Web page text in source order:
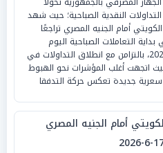
النقدية الصباحية؛ حيث شهد
أمام الجنيه المصري تراجعًا
التعاملات الصباحية اليوم
الخميس 18-06-2026، بالتزامن مع انطلاق التداولات في
اتجهت أغلب المؤشرات نحو الهبوط
جديدة تعكس حركة التدفقا
أمام الجنيه المصري